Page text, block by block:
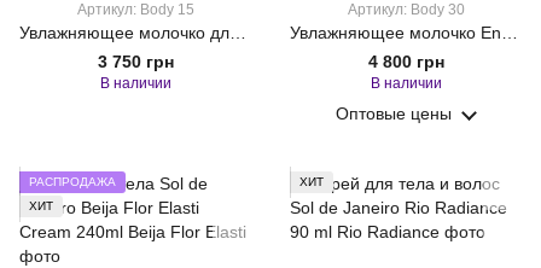
Артикул: Body 15
3 750 грн
В наличии
Артикул: Body 30
4 800 грн
В наличии
Оптовые цены
РАСПРОДАЖА
ХИТ
ХИТ